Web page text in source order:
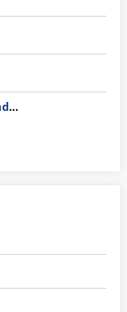
Lowongan Kerja PT Nippon Indosari Corpindo Tbk. Bulan Agustus 2026